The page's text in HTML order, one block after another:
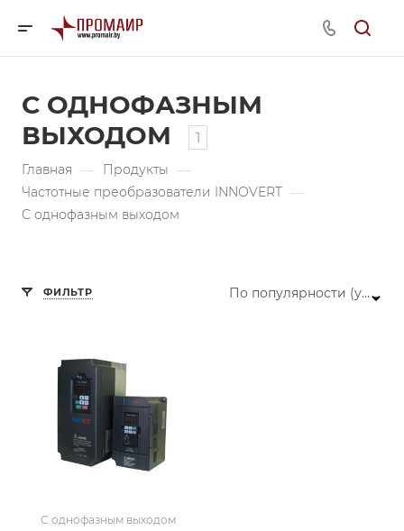
С ОДНОФАЗНЫМ
ВЫХОДОМ
1
Главная — Продукты —
Частотные преобразователи INNOVERT —
С однофазным выходом
ФИЛЬТР По популярности (убывание)
С однофазным выходом